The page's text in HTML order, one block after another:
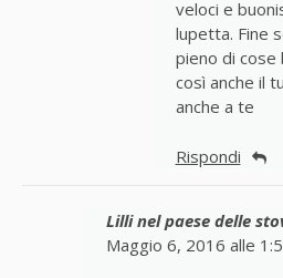
veloci e
lupetta. Fine
pieno di
così anche il
anche a te
Rispondi
Lilli nel paese delle
Maggio 6, 2016 alle